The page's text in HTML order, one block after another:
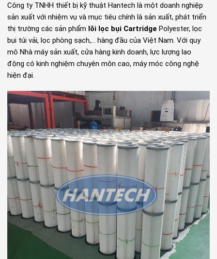
Công ty TNHH thiết bị kỹ thuật Hantech là một doanh nghiệp
sản xuất với nhiệm vụ và mục tiêu chính là sản xuất, phát triển
thị trường các sản phẩm lõi lọc bụi Cartridge Polyester, lọc
bụi túi vải, lọc phòng sạch,… hàng đầu của Việt Nam. Với quy
mô Nhà máy sản xuất, cửa hàng kinh doanh, lực lượng lao
động có kinh nghiệm chuyên môn cao, máy móc công nghệ
hiện đại.